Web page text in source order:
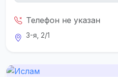
Телефон не указан
3-я, 2/1